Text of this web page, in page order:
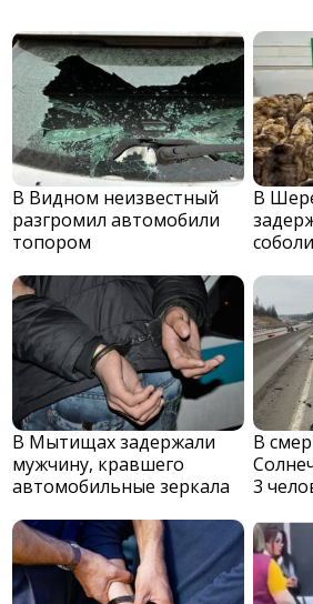
В Видном неизвестный
разгромил автомобили
топором
В
В Мытищах задержали
мужчину, кравшего
автомобильные зеркала
В
3